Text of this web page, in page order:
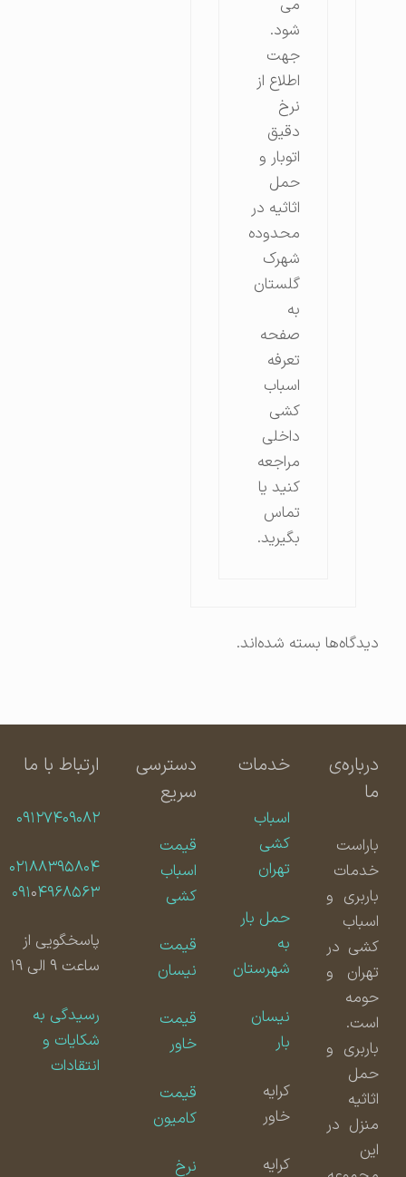
شود.
جهت
اطلاع از
دقیق
اتوبار و
حمل
اثاثیه در
محدوده
شهرک
گلستان
صفحه
تعرفه
اسباب
کشی
داخلی
مراجعه
کنید یا
تماس
بگیرید.
دیدگاه‌ها بسته شده‌اند.
درباره‌ی
باراست
خدمات
باربری و
اسباب
کشی در
تهران و
حومه
است.
باربری و
حمل
اثاثیه
منزل در
خدمات
اسباب
کشی
تهران
حمل بار
شهرستان
نیسان
دسترسی
سریع
قیمت
اسباب
کشی
قیمت
نیسان
قیمت
قیمت
کامیون
ارتباط با ما
۰۹۱۲۷۴۰۹۰۸۲
۰۲۱۸۸۳۹۵۸۰۴
۰۹۱۰۴۹۶۸۵۶۳
پاسخگویی از
ساعت ۹ الی ۱۹
رسیدگی به
شکایات و
انتقادات